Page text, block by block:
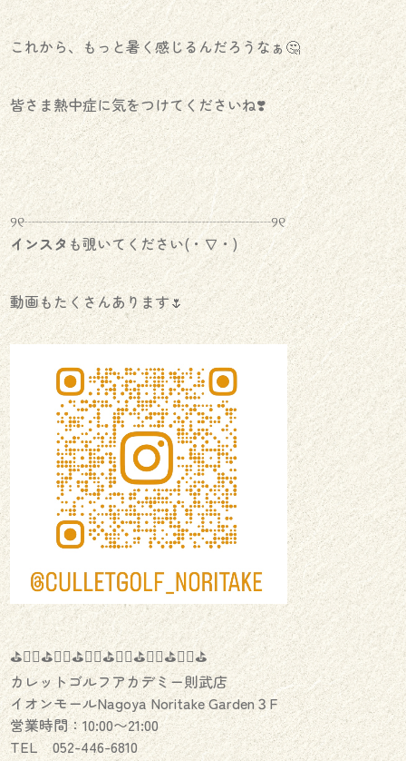
これから、もっと暑く感じるんだろうなぁ🤔
皆さま熱中症に気をつけてくださいね❣️
୨୧┈┈┈┈┈┈┈┈┈┈┈┈┈┈┈┈┈୨୧
インスタも覗いてください(・∇・)
動画もたくさんあります🌷
⛳️🏌️‍♂️⛳️🏌️‍♀️⛳️🏌️‍♂️⛳️🏌️‍♀️⛳️🏌️‍♂️⛳️🏌️‍♀️⛳️
カレットゴルフアカデミー則武店
イオンモールNagoya Noritake Garden３F
営業時間：10:00〜21:00
TEL 052-446-6810